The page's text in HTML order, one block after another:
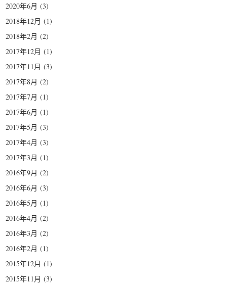
2020年6月 (3)
2018年12月 (1)
2018年2月 (2)
2017年12月 (1)
2017年11月 (3)
2017年8月 (2)
2017年7月 (1)
2017年6月 (1)
2017年5月 (3)
2017年4月 (3)
2017年3月 (1)
2016年9月 (2)
2016年6月 (3)
2016年5月 (1)
2016年4月 (2)
2016年3月 (2)
2016年2月 (1)
2015年12月 (1)
2015年11月 (3)